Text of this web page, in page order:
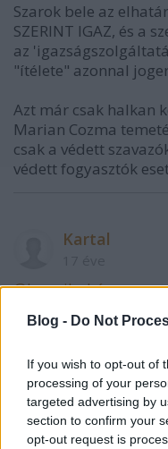
Blog - Do Not
If you wish to opt-out of
processing of your
targeted advertising by
section to confirm your
opt-out request is
Szarok bele az
SZERINT IGAZ, és a
az
"ítélete" azonnal
Azt már csak halkan
Marian Cozma
csak a védett
védett fogyasztók
Kartal
@Jancsibohóc:
Na ugye! Mondtam!
cigányok voltak!
fehér hal meg, és a
hogy cigány az
menetrend